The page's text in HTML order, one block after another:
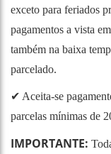
exceto para feriados
pagamentos a vista
também na baixa
parcelado.
✔ Aceita-se
parcelas mínimas de
IMPORTANTE: